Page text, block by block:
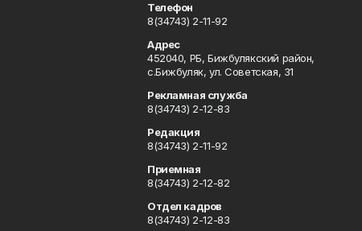
Телефон
8(34743) 2-11-92
Адрес
452040, РБ, Бижбулякский район,
с.Бижбуляк, ул. Советская, 31
Рекламная служба
8(34743) 2-12-83
Редакция
8(34743) 2-11-92
Приемная
8(34743) 2-12-82
Отдел кадров
8(34743) 2-12-83